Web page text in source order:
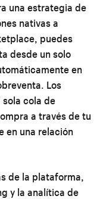
una estrategia de
nativas a
puedes
desde un solo
en
Los
cola de
a través de tu
en una relación
de la plataforma,
y la analítica de